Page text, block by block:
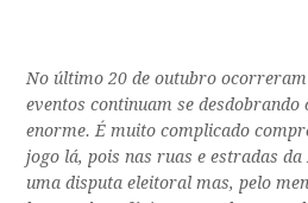
No último 20 de outubro ocorreram
eventos continuam se desdobrando
enorme. É muito complicado
jogo lá, pois nas ruas e estradas
uma disputa eleitoral mas, pelo